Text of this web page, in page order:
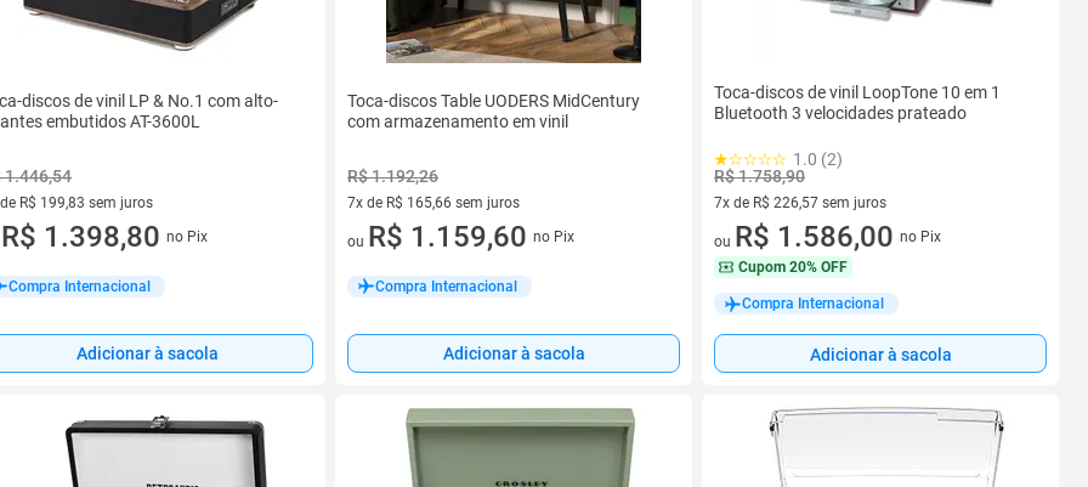
discos de vinil LP & No.1 com alto-
embutidos AT-3600L
1.446,54
R$ 199,83 sem juros
de R$ 199,83 sem juros
R$ 1.398,80 no Pix
Compra Internacional
Adicionar à sacola
Toca-discos Table UODERS MidCentury
com armazenamento em vinil
R$ 1.192,26
7x de R$ 165,66 sem juros
7 vez de R$ 165,66 sem juros
ou R$ 1.159,60 no Pix
Compra Internacional
Adicionar à sacola
Toca-discos de vinil LoopTone 10 em 1
Bluetooth 3 velocidades prateado
1.0 (2)
R$ 1.758,90
7x de R$ 226,57 sem juros
7 vez de R$ 226,57 sem juros
ou R$ 1.586,00 no Pix
Cupom 20% OFF
Compra Internacional
Adicionar à sacola